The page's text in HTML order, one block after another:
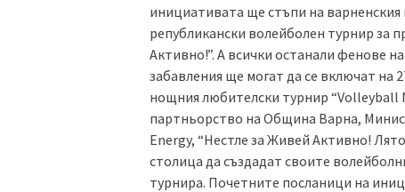
инициативата ще стъпи на
републикански волейболен турнир за
Активно!”. А всички останали фенове
забавления ще могат да се включат
нощния любителски турнир “Volleyball
партньорство на Община Варна,
Energy, “Нестле за Живей Активно!
столица да създадат своите
турнира. Почетните посланици на